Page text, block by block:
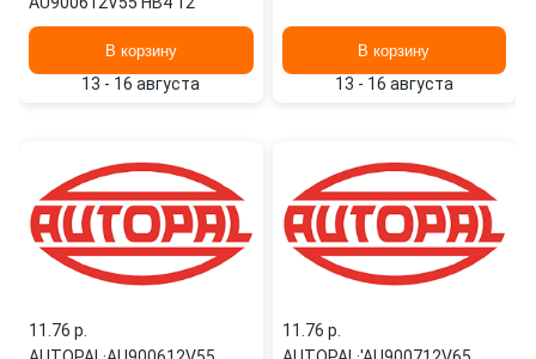
В корзину
13 - 16 августа
В корзину
13 - 16 августа
11.76 p.
11.76 p.